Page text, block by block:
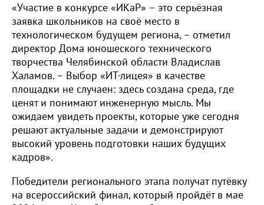
«Участие в конкурсе «ИКаР» – это серьёзная
заявка школьников на своё место в
технологическом будущем региона, – отметил
директор Дома юношеского технического
творчества Челябинской области Владислав
Халамов. – Выбор «ИТ-лицея» в качестве
площадки не случаен: здесь создана среда, где
ценят и понимают инженерную мысль. Мы
ожидаем увидеть проекты, которые уже сегодня
решают актуальные задачи и демонстрируют
высокий уровень подготовки наших будущих
кадров».
Победители регионального этапа получат путёвку
на всероссийский финал, который пройдёт в мае